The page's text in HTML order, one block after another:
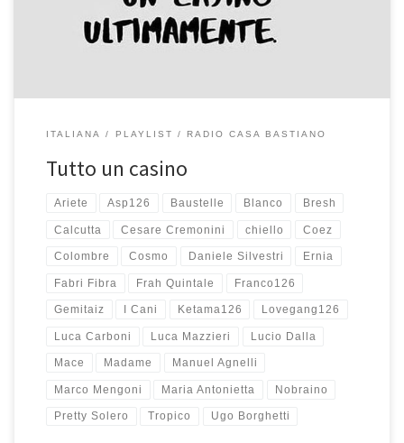
ho cancellati alcuni […]
ITALIANA PLAYLIST RADIO CASA BASTIANO
Tutto un casino
Ariete Asp126 Baustelle Blanco Bresh
Calcutta Cesare Cremonini chiello Coez
Colombre Cosmo Daniele Silvestri Ernia
Fabri Fibra Frah Quintale Franco126
Gemitaiz I Cani Ketama126 Lovegang126
Luca Carboni Luca Mazzieri Lucio Dalla
Mace Madame Manuel Agnelli
Marco Mengoni Maria Antonietta Nobraino
Pretty Solero Tropico Ugo Borghetti